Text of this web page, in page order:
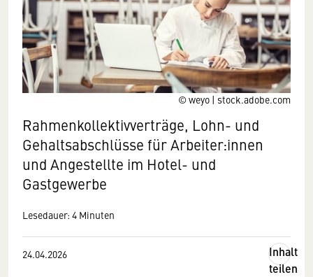
© weyo | stock.adobe.com
Rahmenkollektivverträge, Lohn- und
Gehaltsabschlüsse für Arbeiter:innen
und Angestellte im Hotel- und
Gastgewerbe
Lesedauer: 4 Minuten
24.04.2026
Inhalt
teilen